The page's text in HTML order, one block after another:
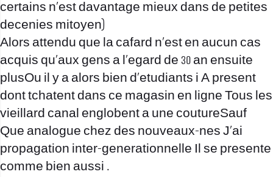
certains n’est davantage mieux dans de petites
decenies mitoyen)
Alors attendu que la cafard n’est en aucun cas
acquis qu’aux gens a l’egard de 30 an ensuite
plusOu il y a alors bien d’etudiants i A present
dont tchatent dans ce magasin en ligne Tous les
vieillard canal englobent a une coutureSauf
Que analogue chez des nouveaux-nes J’ai
propagation inter-generationnelle Il se presente
comme bien aussi .